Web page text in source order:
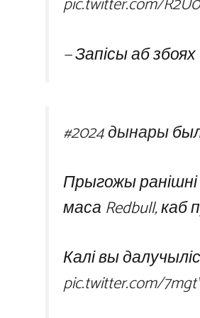
— Запісы аб збоях
#2024 дынары
Прыгожы
маса Redbull, каб
Калі вы
pic.twitter.com/